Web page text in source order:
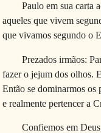
Paulo em sua carta
aqueles que vivem
que vivamos segundo o
Prezados irmãos:
fazer o jejum dos olhos.
Então se dominarmos os
e realmente pertencer a
Confiemos em